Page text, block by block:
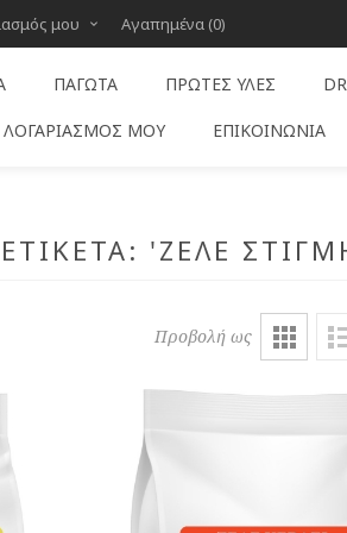
μου Αγαπημένα (0)
ΠΑΓΩΤΆ ΠΡΏΤΕΣ ΎΛΕΣ
ΜΟΥ ΕΠΙΚΟΙΝΩΝΊΑ
'ΖΕΛΈ
Προβολή ως